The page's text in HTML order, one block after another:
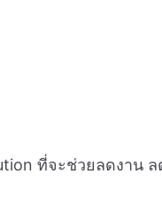
ที่จะช่วยลดงาน